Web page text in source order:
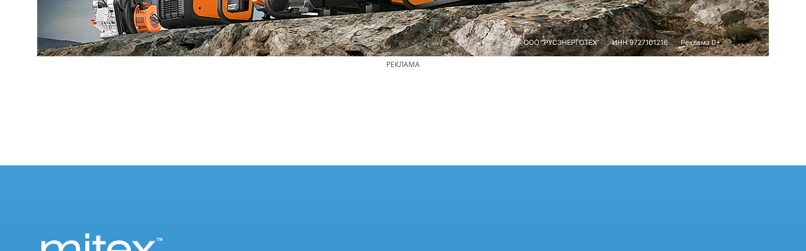
РЕКЛАМА